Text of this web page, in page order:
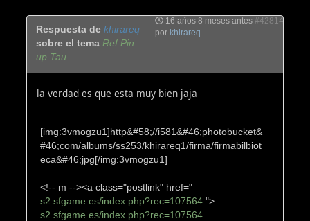
16 años 8 meses antes #42814
por khirareq
Respuesta dekhirareq
sobre el temaRef:Pin
up Tau
la verdad es que esta muy bien jaja
[img:3vmogzu1]http&#58;//i581&#46;photobucket&
#46;com/albums/ss253/khirareq1/firma/firmabilbiot
eca&#46;jpg[/img:3vmogzu1]
<!-- m --><a class="postlink" href="
s2.sfgame.es/index.php?rec=107564 ">
s2.sfgame.es/index.php?rec=107564